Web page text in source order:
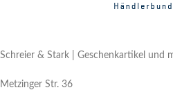
Schreier & Stark | Geschenkartikel und
Metzinger Str. 36